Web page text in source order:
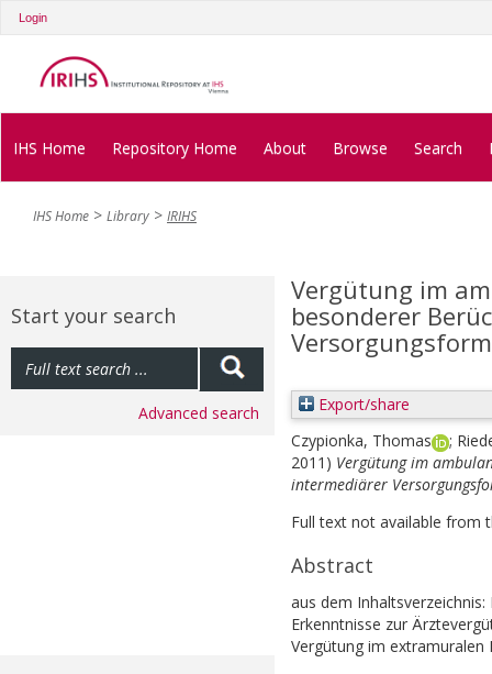
Login
IHS Home Repository Home About Browse Search
IHS Home Library IRIHS
Start your search
Advanced search
Vergütung im
besonderer
Export/share
Czypionka, Thomas
;
2011) Vergütung im
intermediärer
Full text not available from
Abstract
aus dem
Erkenntnisse zur
Vergütung im extramuralen